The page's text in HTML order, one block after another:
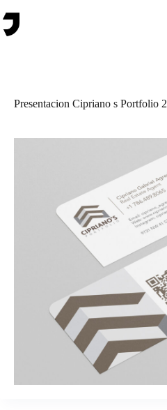
al
contenido
Presentacion Cipriano s Portfolio 2